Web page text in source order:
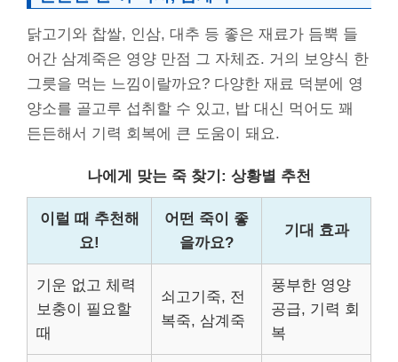
닭고기와 찹쌀, 인삼, 대추 등 좋은 재료가 듬뿍 들
어간 삼계죽은 영양 만점 그 자체죠. 거의 보양식 한
그릇을 먹는 느낌이랄까요? 다양한 재료 덕분에 영
양소를 골고루 섭취할 수 있고, 밥 대신 먹어도 꽤
든든해서 기력 회복에 큰 도움이 돼요.
나에게 맞는 죽 찾기: 상황별 추천
이럴 때 추천해
요!
어떤 죽이 좋
을까요?
기대 효과
기운 없고 체력
보충이 필요할
때
쇠고기죽, 전
복죽, 삼계죽
풍부한 영양
공급, 기력 회
복